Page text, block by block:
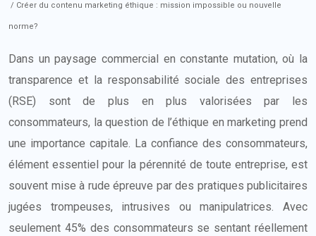
/ Créer du contenu marketing éthique : mission impossible ou nouvelle
norme?
Dans un paysage commercial en constante mutation, où la
transparence et la responsabilité sociale des entreprises
(RSE) sont de plus en plus valorisées par les
consommateurs, la question de l’éthique en marketing prend
une importance capitale. La confiance des consommateurs,
élément essentiel pour la pérennité de toute entreprise, est
souvent mise à rude épreuve par des pratiques publicitaires
jugées trompeuses, intrusives ou manipulatrices. Avec
seulement 45% des consommateurs se sentant réellement